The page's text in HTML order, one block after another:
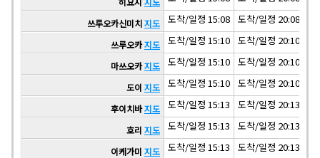
쓰루오카신미치지도 도착/일정 15:08 도착/일정 20:08
쓰루오카지도 도착/일정 15:10 도착/일정 20:10
마쓰오카지도 도착/일정 15:10 도착/일정 20:10
도이 지도 도착/일정 15:10 도착/일정 20:10
후이치바지도 도착/일정 15:13 도착/일정 20:13
호리 지도 도착/일정 15:13 도착/일정 20:13
이케가미 지도 도착/일정 15:13 도착/일정 20:13